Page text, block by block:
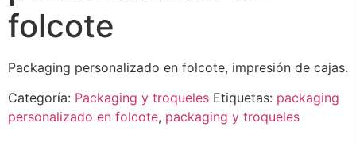
folcote
Packaging personalizado en folcote, impresión de cajas.
Categoría: Packaging y troqueles Etiquetas: packaging
personalizado en folcote, packaging y troqueles